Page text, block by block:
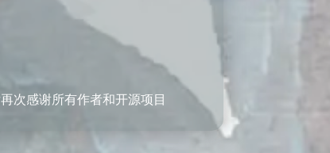
次感谢所有作者和开源项目